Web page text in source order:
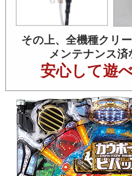
その上、全機種クリ
メンテナンス済
安心して遊